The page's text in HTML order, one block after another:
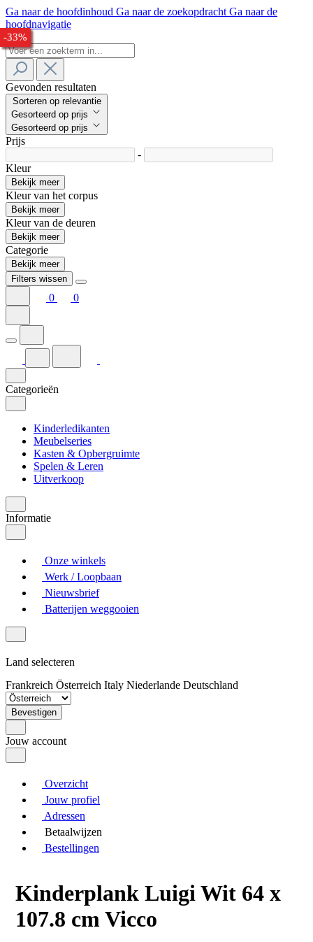
Ga naar de hoofdinhoud Ga naar de zoekopdracht Ga naar de
hoofdnavigatie
Gevonden resultaten
Sorteren op relevantie
Gesorteerd op prijs
Gesorteerd op prijs
Prijs
-
Kleur
Bekijk meer
Kleur van het corpus
Bekijk meer
Kleur van de deuren
Bekijk meer
Categorie
Bekijk meer
Filters wissen
0 0
Categorieën
Kinderledikanten
Meubelseries
Kasten & Opbergruimte
Spelen & Leren
Uitverkoop
Informatie
Onze winkels
Werk / Loopbaan
Nieuwsbrief
Batterijen weggooien
Land selecteren
Frankreich Österreich Italy Niederlande Deutschland
Bevestigen
Jouw account
Overzicht
Jouw profiel
Adressen
Betaalwijzen
Bestellingen
Kinderplank Luigi Wit 64 x
107.8 cm Vicco
-27%
-28%
-28%
-30%
-28%
-27%
-33%